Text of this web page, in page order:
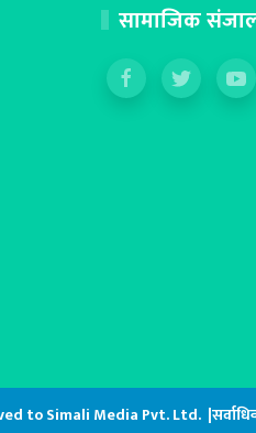
सामाजिक
Simali Media Pvt. Ltd. |सर्वाधिकार